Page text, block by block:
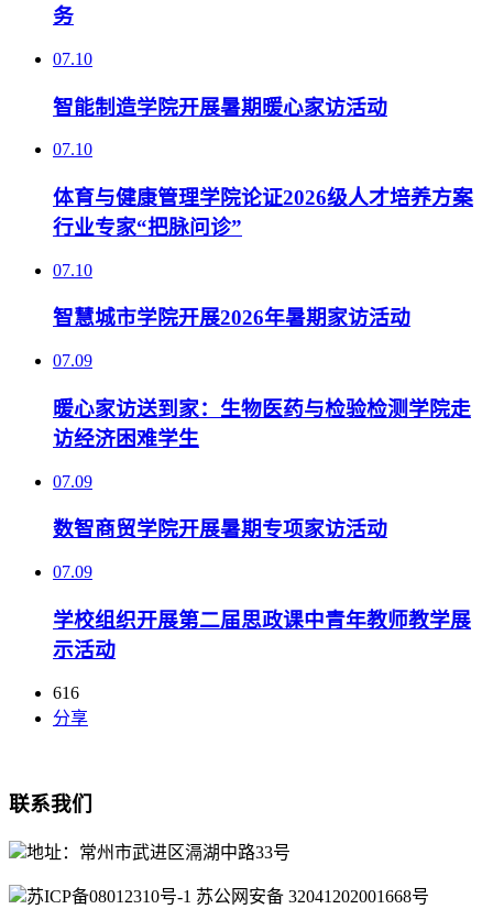
务
07.10
智能制造学院开展暑期暖心家访活动
07.10
体育与健康管理学院论证2026级人才培养方案
行业专家“把脉问诊”
07.10
智慧城市学院开展2026年暑期家访活动
07.09
暖心家访送到家：生物医药与检验检测学院走
访经济困难学生
07.09
数智商贸学院开展暑期专项家访活动
07.09
学校组织开展第二届思政课中青年教师教学展
示活动
616
分享
联系我们
地址：常州市武进区滆湖中路33号
苏ICP备08012310号-1 苏公网安备 32041202001668号